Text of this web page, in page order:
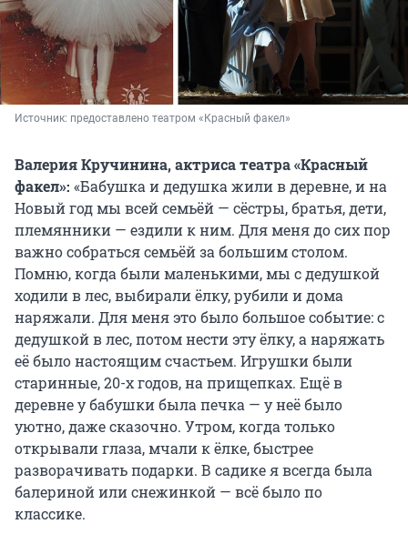
Источник: предоставлено театром «Красный факел»
Валерия Кручинина, актриса театра «Красный
факел»: «Бабушка и дедушка жили в деревне, и на
Новый год мы всей семьёй — сёстры, братья, дети,
племянники — ездили к ним. Для меня до сих пор
важно собраться семьёй за большим столом.
Помню, когда были маленькими, мы с дедушкой
ходили в лес, выбирали ёлку, рубили и дома
наряжали. Для меня это было большое событие: с
дедушкой в лес, потом нести эту ёлку, а наряжать
её было настоящим счастьем. Игрушки были
старинные, 20-х годов, на прищепках. Ещё в
деревне у бабушки была печка — у неё было
уютно, даже сказочно. Утром, когда только
открывали глаза, мчали к ёлке, быстрее
разворачивать подарки. В садике я всегда была
балериной или снежинкой — всё было по
классике.